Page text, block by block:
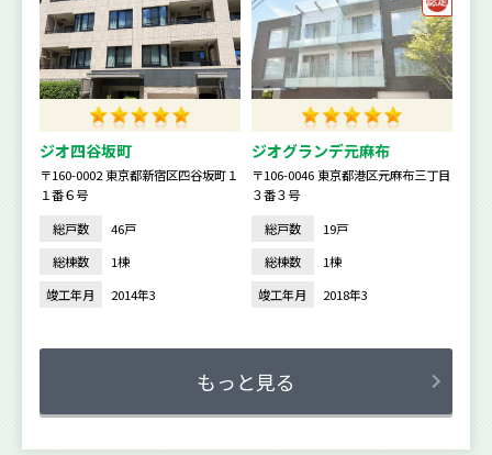
ジオ四谷坂町
〒160-0002 東京都新宿区四谷坂町１
１番６号
総戸数
46戸
総棟数
1棟
竣工年月
2014年3
ジオグランデ元麻布
〒106-0046 東京都港区元麻布三丁目
３番３号
総戸数
19戸
総棟数
1棟
竣工年月
2018年3
もっと見る